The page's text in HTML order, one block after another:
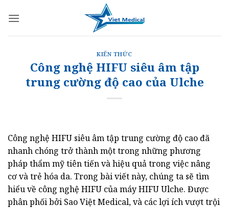
qua
KIẾN THỨC
Công nghệ HIFU siêu âm tập
trung cường độ cao của Ulche
Công nghệ HIFU siêu âm tập trung cường độ cao đã
nhanh chóng trở thành một trong những phương
pháp thẩm mỹ tiên tiến và hiệu quả trong việc nâng
cơ và trẻ hóa da. Trong bài viết này, chúng ta sẽ tìm
hiểu về công nghệ HIFU của máy HIFU Ulche. Được
phân phối bởi Sao Việt Medical, và các lợi ích vượt trội